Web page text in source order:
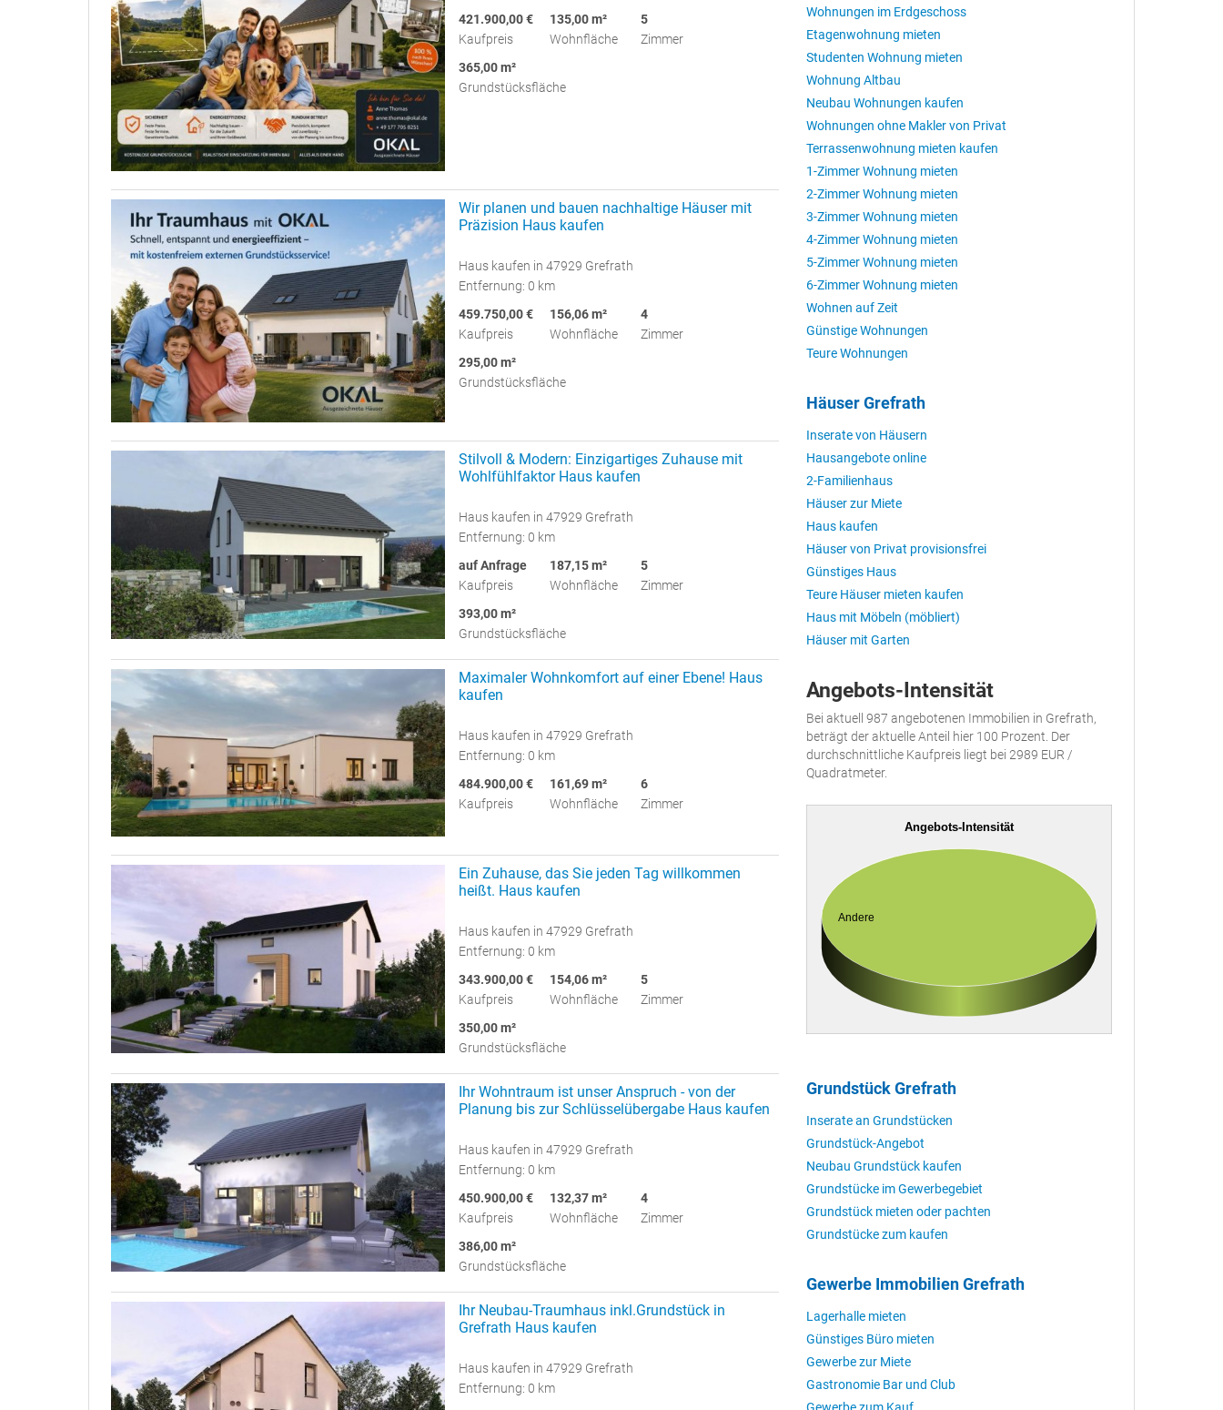
421.900,00 €
Kaufpreis
135,00 m²
Wohnfläche
5
Zimmer
365,00 m²
Grundstücksfläche
Wir planen und bauen nachhaltige Häuser mit
Präzision Haus kaufen
Haus kaufen in 47929 Grefrath
Entfernung: 0 km
459.750,00 €
Kaufpreis
156,06 m²
Wohnfläche
4
Zimmer
295,00 m²
Grundstücksfläche
Stilvoll & Modern: Einzigartiges Zuhause mit
Wohlfühlfaktor Haus kaufen
Haus kaufen in 47929 Grefrath
Entfernung: 0 km
auf Anfrage
Kaufpreis
187,15 m²
Wohnfläche
5
Zimmer
393,00 m²
Grundstücksfläche
Maximaler Wohnkomfort auf einer Ebene! Haus
kaufen
Haus kaufen in 47929 Grefrath
Entfernung: 0 km
484.900,00 €
Kaufpreis
161,69 m²
Wohnfläche
6
Zimmer
Ein Zuhause, das Sie jeden Tag willkommen
heißt. Haus kaufen
Haus kaufen in 47929 Grefrath
Entfernung: 0 km
343.900,00 €
Kaufpreis
154,06 m²
Wohnfläche
5
Zimmer
350,00 m²
Grundstücksfläche
Ihr Wohntraum ist unser Anspruch - von der
Planung bis zur Schlüsselübergabe Haus kaufen
Haus kaufen in 47929 Grefrath
Entfernung: 0 km
450.900,00 €
Kaufpreis
132,37 m²
Wohnfläche
4
Zimmer
386,00 m²
Grundstücksfläche
Ihr Neubau-Traumhaus inkl.Grundstück in
Grefrath Haus kaufen
Haus kaufen in 47929 Grefrath
Entfernung: 0 km
Wohnungen im Erdgeschoss
Etagenwohnung mieten
Studenten Wohnung mieten
Wohnung Altbau
Neubau Wohnungen kaufen
Wohnungen ohne Makler von Privat
Terrassenwohnung mieten kaufen
1-Zimmer Wohnung mieten
2-Zimmer Wohnung mieten
3-Zimmer Wohnung mieten
4-Zimmer Wohnung mieten
5-Zimmer Wohnung mieten
6-Zimmer Wohnung mieten
Wohnen auf Zeit
Günstige Wohnungen
Teure Wohnungen
Häuser Grefrath
Inserate von Häusern
Hausangebote online
2-Familienhaus
Häuser zur Miete
Haus kaufen
Häuser von Privat provisionsfrei
Günstiges Haus
Teure Häuser mieten kaufen
Haus mit Möbeln (möbliert)
Häuser mit Garten
Angebots-Intensität
Bei aktuell 987 angebotenen Immobilien in Grefrath,
beträgt der aktuelle Anteil hier 100 Prozent. Der
durchschnittliche Kaufpreis liegt bei 2989 EUR /
Quadratmeter.
Angebots-Intensität
Andere
Grundstück Grefrath
Inserate an Grundstücken
Grundstück-Angebot
Neubau Grundstück kaufen
Grundstücke im Gewerbegebiet
Grundstück mieten oder pachten
Grundstücke zum kaufen
Gewerbe Immobilien Grefrath
Lagerhalle mieten
Günstiges Büro mieten
Gewerbe zur Miete
Gastronomie Bar und Club